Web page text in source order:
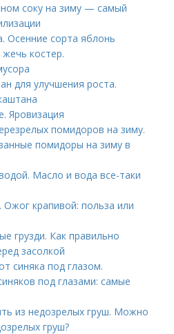
соку на зиму — самый
Осенние сорта яблонь
костер.
для улучшения роста.
Яровизация
помидоров на зиму.
помидоры на зиму в
Масло и вода все-таки
крапивой: польза или
грузди. Как правильно
засолкой
синяка под глазом.
под глазами: самые
из недозрелых груш. Можно
груш?